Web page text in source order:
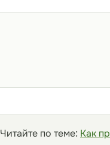
Читайте по теме: Как